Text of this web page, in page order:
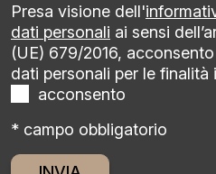
Presa visione dell'
dati personali ai sensi
(UE) 679/2016,
dati personali per le finalità
acconsento
* campo obbligatorio